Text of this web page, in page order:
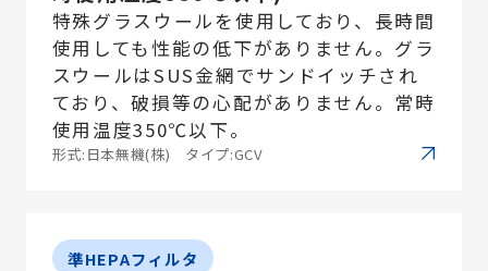
特殊グラスウールを使用しており、長時間
使用しても性能の低下がありません。グラ
スウールはSUS金網でサンドイッチされ
ており、破損等の心配がありません。常時
使用温度350℃以下。
形式:日本無機(株) タイプ:GCV
準HEPAフィルタ